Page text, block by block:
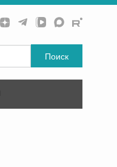
Поиск